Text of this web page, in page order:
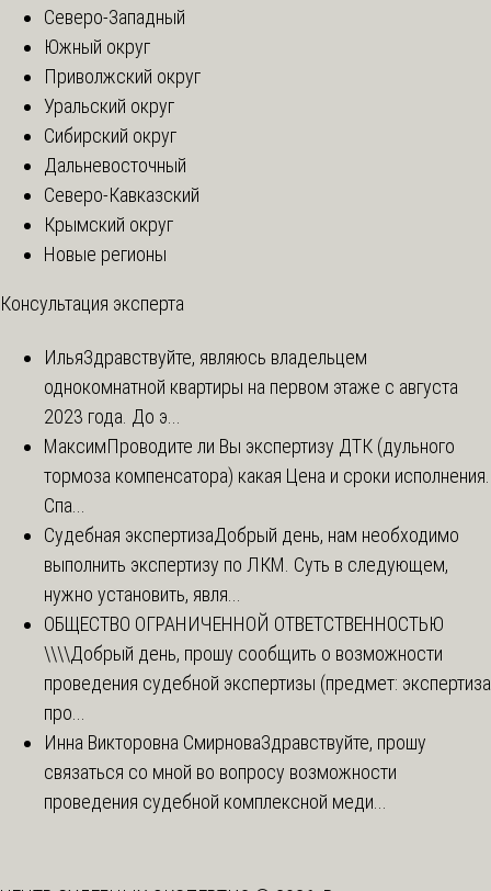
Северо-Западный
Южный округ
Приволжский округ
Уральский округ
Сибирский округ
Дальневосточный
Северо-Кавказский
Крымский округ
Новые регионы
Консультация эксперта
ИльяЗдравствуйте, являюсь владельцем
однокомнатной квартиры на первом этаже с августа
2023 года. До э...
МаксимПроводите ли Вы экспертизу ДТК (дульного
тормоза компенсатора) какая Цена и сроки исполнения.
Спа...
Судебная экспертизаДобрый день, нам необходимо
выполнить экспертизу по ЛКМ. Суть в следующем,
нужно установить, явля...
ОБЩЕСТВО ОГРАНИЧЕННОЙ ОТВЕТСТВЕННОСТЬЮ
\\\\Добрый день, прошу сообщить о возможности
проведения судебной экспертизы (предмет: экспертиза
про...
Инна Викторовна СмирноваЗдравствуйте, прошу
связаться со мной во вопросу возможности
проведения судебной комплексной меди...